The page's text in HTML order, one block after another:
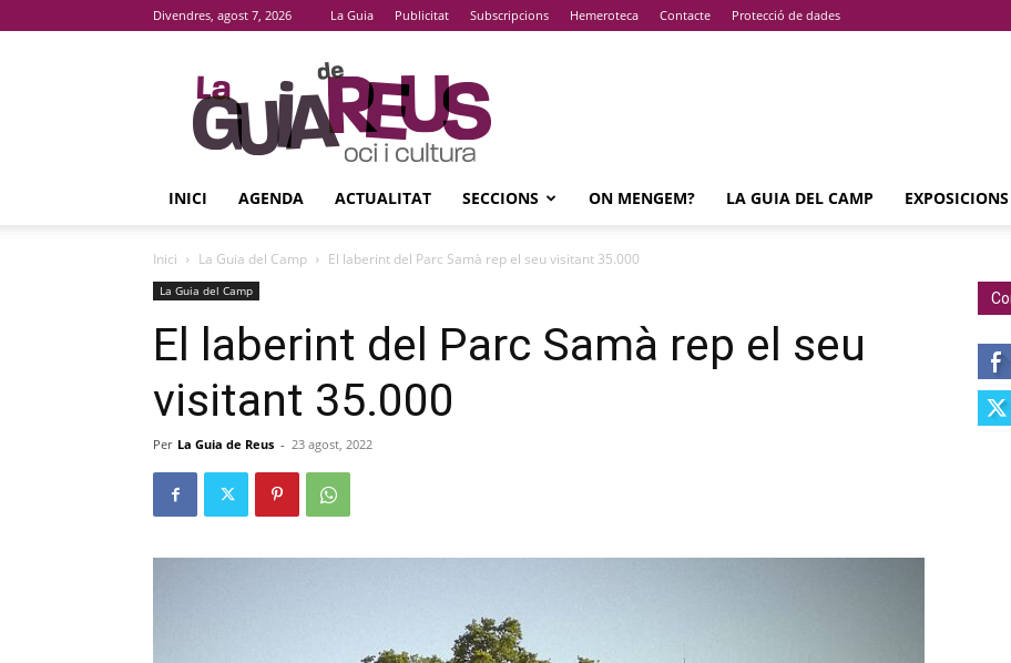
Divendres, agost 7, 2026 La Guia Publicitat Subscripcions Hemeroteca Contacte Protecció de dades
La
Guia
De
Reus
INICI AGENDA ACTUALITAT SECCIONS ON MENGEM? LA GUIA DEL CAMP EXPOSICIONS
Inici La Guia del Camp El laberint del Parc Samà rep el seu visitant 35.000
La Guia del Camp
El laberint del Parc Samà rep el seu
visitant 35.000
Per La Guia de Reus - 23 agost, 2022